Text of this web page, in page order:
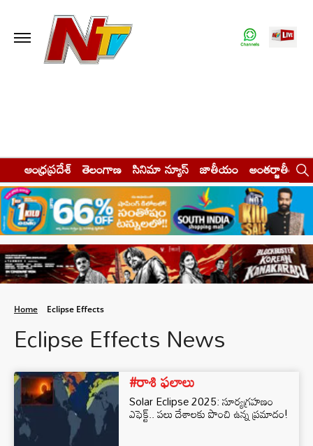
ఆంధ్రప్రదేశ్ తెలంగాణ సినిమా న్యూస్ జాతీయం అంతర్జాతీయం
Home Eclipse Effects
Eclipse Effects News
#రాశి ఫలాలు
Solar Eclipse 2025: సూర్యగ్రహణం
ఎఫెక్ట్.. పలు దేశాలకు పొంచి ఉన్న ప్రమాదం!